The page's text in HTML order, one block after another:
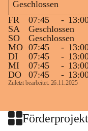
Geschlossen
FR
07:45 -
SA
Geschlossen
SO
Geschlossen
MO 07:45 -
DI
07:45 -
MI
07:45 -
DO
07:45 -
Zuletzt bearbeitet: 26.11.2025
Förderprojekt